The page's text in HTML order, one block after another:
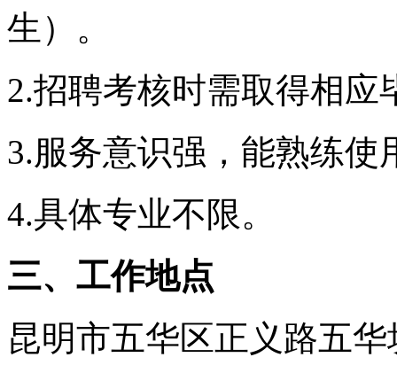
生）。
2.招聘考核时需取得相应
3.服务意识强，能熟练使
4.具体专业不限。
三、工作地点
昆明市五华区正义路五